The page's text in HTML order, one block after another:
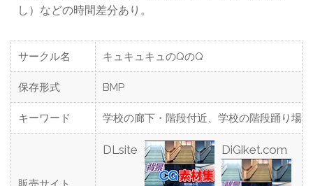
し）などの時間差分あり。
サークル名 キュキュキュのQのQ
保存形式 BMP
キーワード 学校の廊下・階段付近、学校の階段踊り場
DLsite DiGiket.com